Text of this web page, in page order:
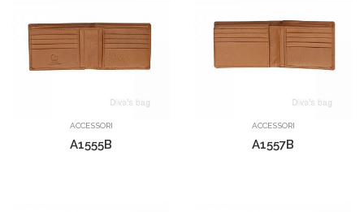
ACCESSORI
A1555B
ACCESSORI
A1557B